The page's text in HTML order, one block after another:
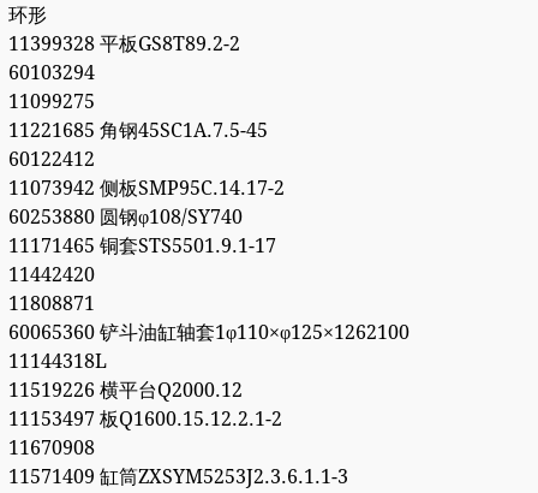
环形
11399328 平板GS8T89.2-2
60103294
11099275
11221685 角钢45SC1A.7.5-45
60122412
11073942 侧板SMP95C.14.17-2
60253880 圆钢φ108/SY740
11171465 铜套STS5501.9.1-17
11442420
11808871
60065360 铲斗油缸轴套1φ110×φ125×1262100
11144318L
11519226 横平台Q2000.12
11153497 板Q1600.15.12.2.1-2
11670908
11571409 缸筒ZXSYM5253J2.3.6.1.1-3